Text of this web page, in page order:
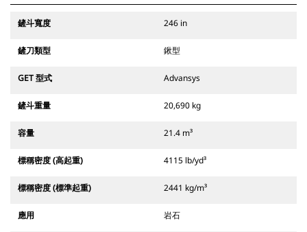
鏟斗寬度 246 in
鏟刀類型 鍬型
GET 型式 Advansys
鏟斗重量 20,690 kg
容量 21.4 m³
標稱密度 (高起重) 4115 lb/yd³
標稱密度 (標準起重) 2441 kg/m³
應用 岩石